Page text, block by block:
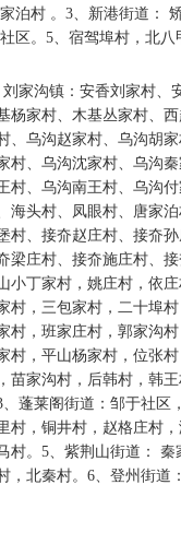
泊村 。3、新港街道：
区。5、宿驾埠村，北
家沟镇：安香刘家村、
杨家村、木基丛家村、
、乌沟赵家村、乌沟胡
村、乌沟沈家村、乌沟
村、乌沟南王村、乌沟
海头村、凤眼村、唐家
村、接夼赵庄村、接夼
梁庄村、接夼施庄村、
小丁家村，姚庄村，依
村，三包家村，二十埠
村，班家庄村，郭家沟
村，平山杨家村，位张
苗家沟村，后韩村，韩
、蓬莱阁街道：邹于社区
村，铜井村，赵格庄村
村。5、紫荆山街道：
，北秦村。6、登州街道